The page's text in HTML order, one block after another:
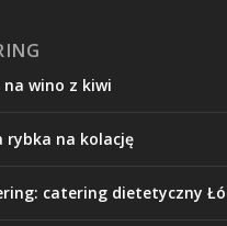
na wino z kiwi
rybka na kolację
catering dietetyczny